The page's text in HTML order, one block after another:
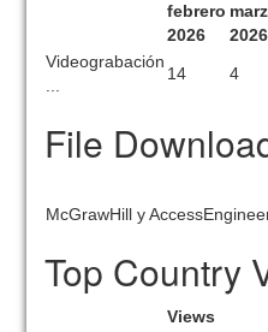
febrero
2026
2026
Videograbación
14 4
File
McGrawHill y
Top Country
Views